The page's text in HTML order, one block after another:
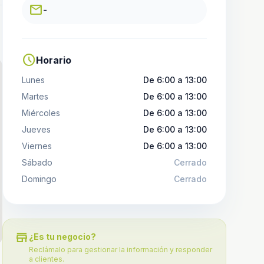
email-
scheduleHorario
Lunes
De 6:00 a 13:00
Martes
De 6:00 a 13:00
Miércoles
De 6:00 a 13:00
Jueves
De 6:00 a 13:00
Viernes
De 6:00 a 13:00
Sábado
Cerrado
Domingo
Cerrado
store ¿Es tu negocio?
Reclámalo para gestionar la información y responder
a clientes.